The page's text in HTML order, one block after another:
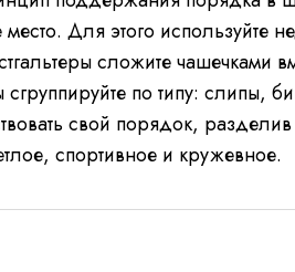
место. Для этого
сложите чашечками
сгруппируйте по типу: слипы,
свой порядок,
спортивное и кружевное.